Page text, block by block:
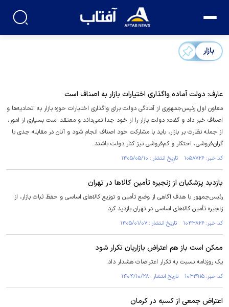
بازار
عارف: دولت آماده واگذاری اختیارات بازار به اصناف است
معاون اول رئیس‌جمهوری از آمادگی دولت برای واگذاری اختیارات حوزه بازار به اتحادیه‌ها و
اصناف خبر داد و گفت: دولت بازار را از خود جدا نمی‌داند و معتقد است بسیاری از امور،
از جمله نظارت بر بازار، باید با مشارکت خود اصناف انجام شود و آنان در مقابله جدی با
گران‌فروشی، احتکار و کم‌فروشی نیز کنار دولت باشند.
کد خبر: ۱۰۵۸۷۲۶ تاریخ انتشار : ۱۴۰۵/۰۵/۱۰
بازدید پزشکیان از زنجیره تأمین کالا‌ها در تهران
رئیس‌جمهور با هدف آگاهی از وضع تأمین و توزیع کالا‌های اساسی و حفظ ثبات بازار، از
زنجیره تأمین کالا‌های اساسی در تهران بازدید کرد.
کد خبر: ۱۰۴۳۸۲۶ تاریخ انتشار : ۱۴۰۵/۰۱/۰۷
ممکن است باز هم اعتراض بازاریان تکرار شود
یک روزنامه نسبت به تکرار اعتراضات هشدار داد.
کد خبر: ۱۰۳۳۹۱۵ تاریخ انتشار : ۱۴۰۴/۱۰/۲۸
اعتراض جمعی از کسبه در کرمان